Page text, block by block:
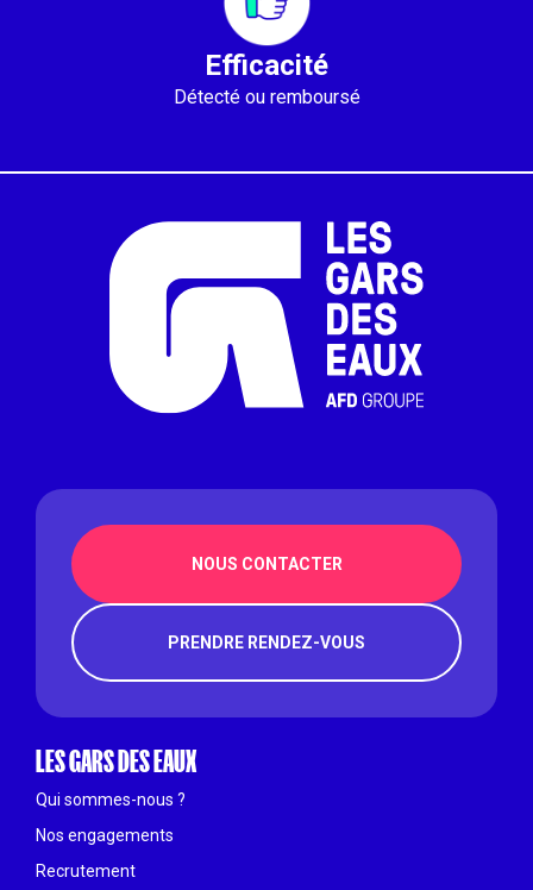
Efficacité
Détecté ou remboursé
LES GARS DES EAUX
Qui sommes-nous ?
Nos engagements
Recrutement
NOUS CONTACTER
PRENDRE RENDEZ-VOUS